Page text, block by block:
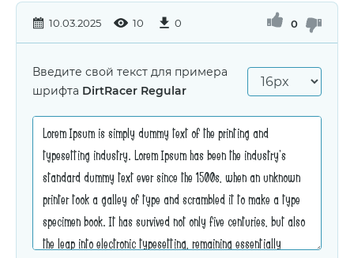
10.03.2025 10 0 0
Введите свой текст для примера
шрифта DirtRacer Regular